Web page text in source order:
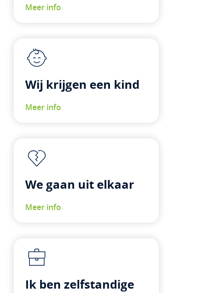
Meer info
Wij krijgen een kind
Meer info
We gaan uit elkaar
Meer info
Ik ben zelfstandige